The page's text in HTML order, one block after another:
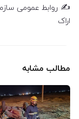
✍️ روابط عمومی
اراک
مطالب مشابه